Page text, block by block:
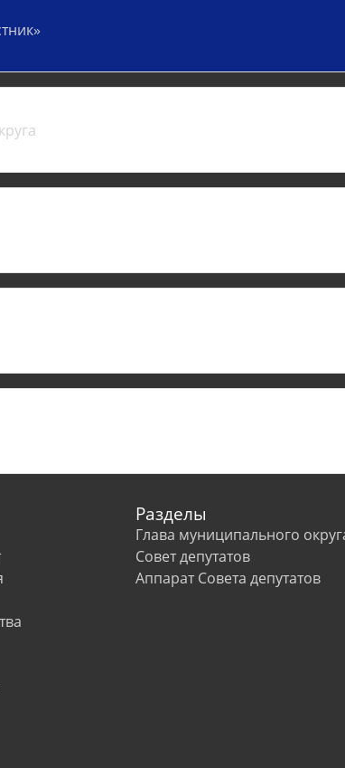
Разделы
Глава муниципального
Совет депутатов
Аппарат Совета депутатов